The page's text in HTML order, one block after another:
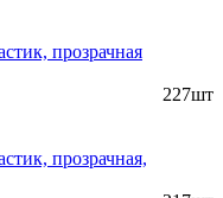
прозрачная
227шт
прозрачная,